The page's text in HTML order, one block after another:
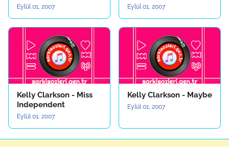
Eylül 01, 2007 Eylül 01, 2007
Kelly Clarkson - Miss
Independent
Eylül 01, 2007
Kelly Clarkson - Maybe
Eylül 01, 2007